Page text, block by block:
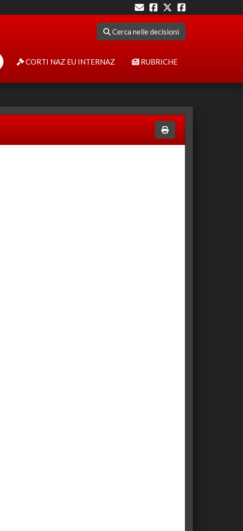
Cerca nelle decisioni
CORTI NAZ EU INTERNAZ RUBRICHE